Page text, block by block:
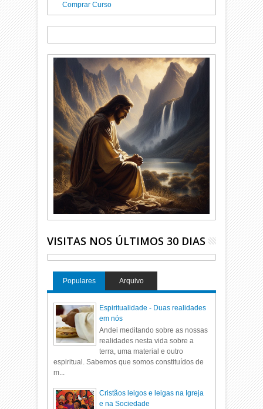
Comprar Curso
VISITAS NOS ÚLTIMOS 30 DIAS
Populares Arquivo
Espiritualidade - Duas realidades
em nós
Andei meditando sobre as nossas
realidades nesta vida sobre a
terra, uma material e outro
espiritual. Sabemos que somos constituídos de
m...
Cristãos leigos e leigas na Igreja
e na Sociedade